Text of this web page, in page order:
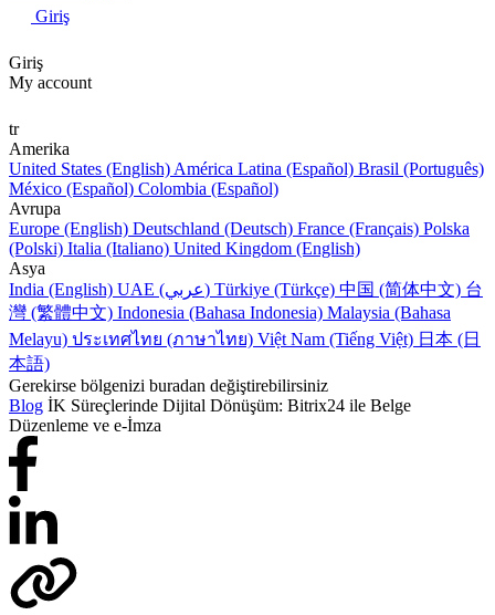
Giriş
Giriş
My account
tr
Amerika
United States (English) América Latina (Español) Brasil (Português)
México (Español) Colombia (Español)
Avrupa
Europe (English) Deutschland (Deutsch) France (Français) Polska
(Polski) Italia (Italiano) United Kingdom (English)
Asya
India (English)
UAE (عربي) Türkiye (Türkçe) 中国 (简体中文) 台
灣 (繁體中文) Indonesia (Bahasa Indonesia) Malaysia (Bahasa
Melayu) ประเทศไทย (ภาษาไทย) Việt Nam (Tiếng Việt) 日本 (日
本語)
Gerekirse bölgenizi buradan değiştirebilirsiniz
Blog İK Süreçlerinde Dijital Dönüşüm: Bitrix24 ile Belge
Düzenleme ve e-İmza